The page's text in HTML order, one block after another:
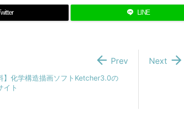
LINE

Next
】化学構造描画ソフトKetcher3.0の
イト
 Prev